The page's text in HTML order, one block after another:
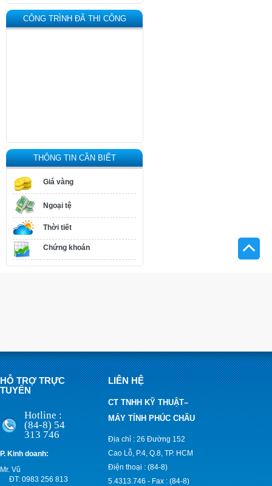
CÔNG TRÌNH ĐÃ THI CÔNG
THÔNG TIN CẦN BIẾT
Giá vàng
Ngoại tệ
Thời tiết
Chứng khoán
HỖ TRỢ TRỰC
TUYẾN
Hotline :
(84-8) 54
313 746
P. Kinh doanh:
Mr. Vũ
ĐT: 0983 256 813
LIÊN HỆ
CT TNHH KỸ THUẬT–
MÁY TÍNH PHÚC CHÂU
Địa chỉ : 26 Đường 152
Cao Lỗ, P.4, Q.8, TP. HCM
Điện thoại : (84-8)
5.4313.746- Fax : (84-8)